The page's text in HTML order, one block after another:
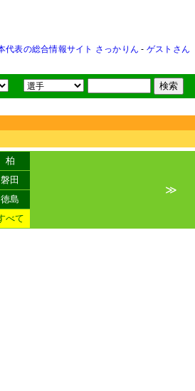
代表の総合情報サイト さっかりん - ゲストさん
柏
磐田
徳島
べて
≫